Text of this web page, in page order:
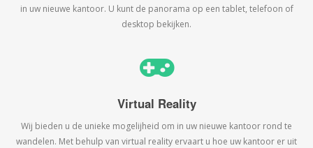
in uw nieuwe kantoor. U kunt de panorama op een tablet, telefoon of
desktop bekijken.
Virtual Reality
Wij bieden u de unieke mogelijheid om in uw nieuwe kantoor rond te
wandelen. Met behulp van virtual reality ervaart u hoe uw kantoor er uit